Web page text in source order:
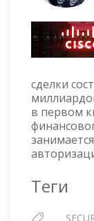
сделки
в первом
Теги